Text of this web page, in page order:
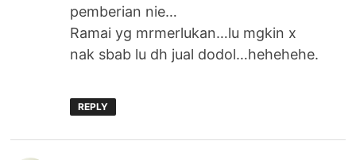
pemberian nie…
Ramai yg mrmerlukan…lu mgkin x
nak sbab lu dh jual dodol…hehehehe.
REPLY